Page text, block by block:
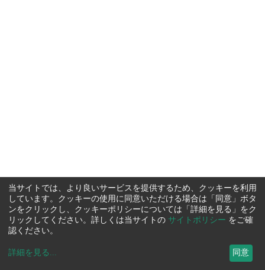
当サイトでは、より良いサービスを提供するため、クッキーを利用
しています。クッキーの使用に同意いただける場合は「同意」ボタ
ンをクリックし、クッキーポリシーについては「詳細を見る」をク
リックしてください。詳しくは当サイトの サイトポリシー をご確
認ください。
詳細を見る ... 同意